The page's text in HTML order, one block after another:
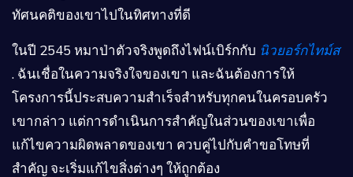
ทัศนคติของเขาไปในทิศทางที่ดี
ในปี 2545 หมาป่าตัวจริงพูดถึงไฟน์เบิร์กกับ นิวยอร์กไทม์ส
. ฉันเชื่อในความจริงใจของเขา และฉันต้องการให้
โครงการนี้ประสบความสำเร็จสำหรับทุกคนในครอบครัว
เขากล่าว แต่การดำเนินการสำคัญในส่วนของเขาเพื่อ
แก้ไขความผิดพลาดของเขา ควบคู่ไปกับคำขอโทษที่
สำคัญ จะเริ่มแก้ไขสิ่งต่างๆ ให้ถูกต้อง